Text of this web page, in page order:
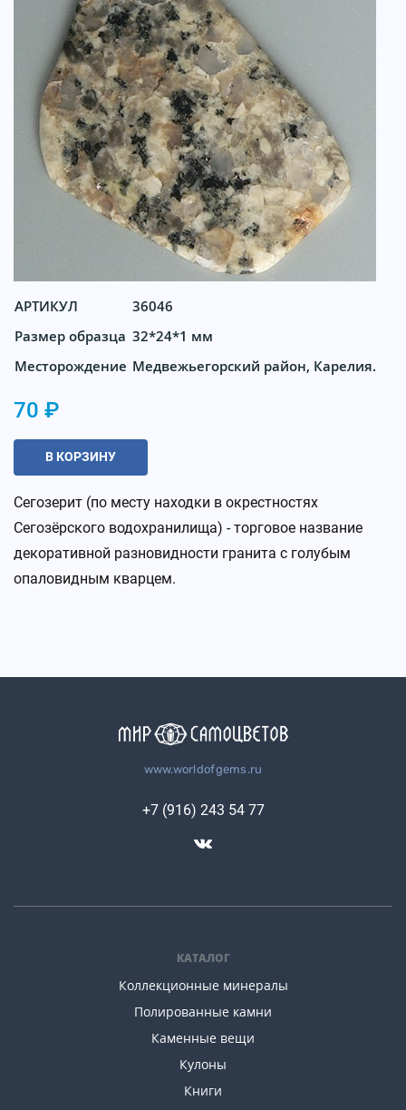
АРТИКУЛ
36046
Размер образца 32*24*1 мм
Месторождение Медвежьегорский район, Карелия.
70 ₽
В КОРЗИНУ
Сегозерит (по месту находки в окрестностях
Сегозёрского водохранилища) - торговое название
декоративной разновидности гранита с голубым
опаловидным кварцем.
www.worldofgems.ru
КАТАЛОГ
Коллекционные минералы
Полированные камни
Каменные вещи
Кулоны
Книги
+7 (916) 243 54 77